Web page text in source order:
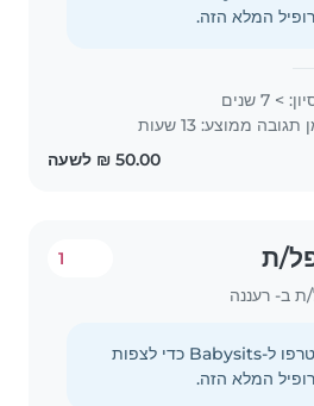
המלא הזה.
> 7 שנים
תגובה ממוצע: 13 שעות
ת
ב- רעננה
1
הצטרפו ל-Babysits כדי לצפות
המלא הזה.